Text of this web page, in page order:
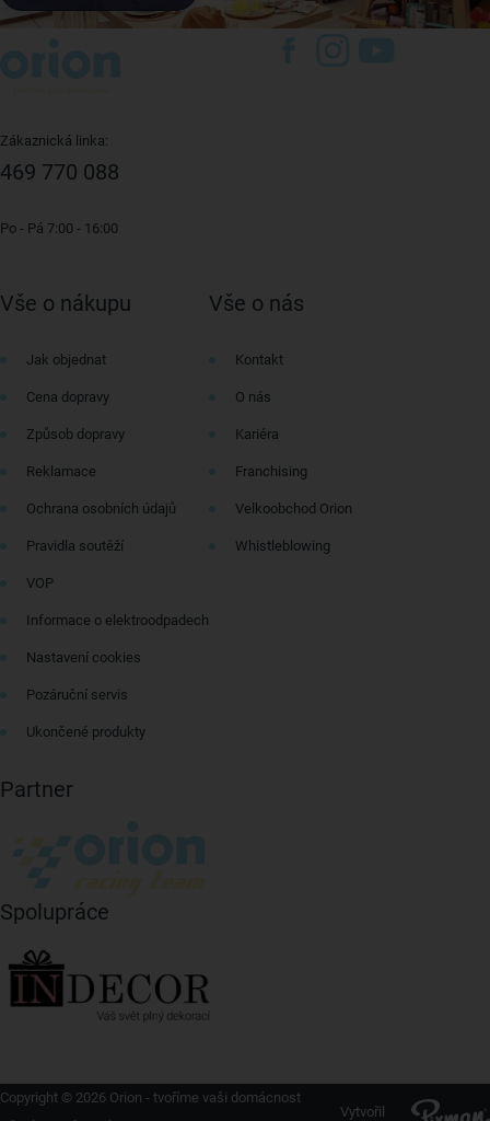
Zákaznická linka:
469 770 088
Po - Pá 7:00 - 16:00
Vše o nákupu
Jak objednat
Cena dopravy
Způsob dopravy
Reklamace
Ochrana osobních údajů
Pravidla soutěží
VOP
Informace o elektroodpadech
Nastavení cookies
Pozáruční servis
Ukončené produkty
Vše o nás
Kontakt
O nás
Kariéra
Franchising
Velkoobchod Orion
Whistleblowing
Partner
Spolupráce
Copyright © 2026 Orion - tvoříme vaši domácnost
Vytvořil